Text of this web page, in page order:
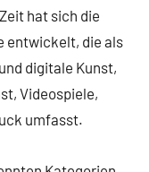
hat sich die
entwickelt, die als
digitale Kunst,
Videospiele,
umfasst.